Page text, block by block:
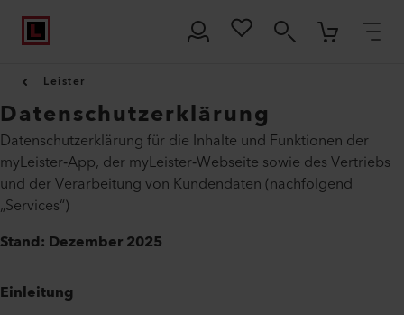
Leister
Datenschutzerklärung
Datenschutzerklärung für die Inhalte und Funktionen der
myLeister‑App, der myLeister‑Webseite sowie des Vertriebs
und der Verarbeitung von Kundendaten (nachfolgend
„Services“)
Stand: Dezember 2025
Einleitung